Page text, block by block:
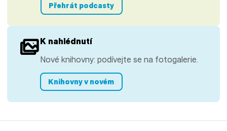
Přehrát podcasty
K nahlédnutí
Nové knihovny: podívejte se na fotogalerie.
Knihovny v novém